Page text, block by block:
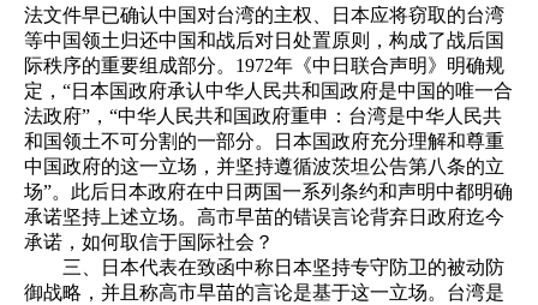
法文件早已确认中国对台湾的主权、日本应将窃取的台湾
等中国领土归还中国和战后对日处置原则，构成了战后国
际秩序的重要组成部分。1972年《中日联合声明》明确规
定，“日本国政府承认中华人民共和国政府是中国的唯一合
法政府”，“中华人民共和国政府重申：台湾是中华人民共
和国领土不可分割的一部分。日本国政府充分理解和尊重
中国政府的这一立场，并坚持遵循波茨坦公告第八条的立
场”。此后日本政府在中日两国一系列条约和声明中都明确
承诺坚持上述立场。高市早苗的错误言论背弃日政府迄今
承诺，如何取信于国际社会？
三、日本代表在致函中称日本坚持专守防卫的被动防
御战略，并且称高市早苗的言论是基于这一立场。台湾是